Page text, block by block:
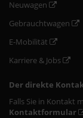
Neuwagen
Gebrauchtwagen
E-Mobilität
Karriere & Jobs
Der direkte
Falls Sie in Kontakt
Kontaktformular